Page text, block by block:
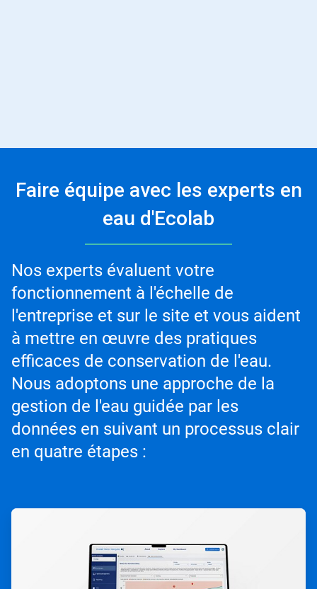
Faire équipe avec les experts en
eau d'Ecolab
Nos experts évaluent votre
fonctionnement à l'échelle de
l'entreprise et sur le site et vous aident
à mettre en œuvre des pratiques
efficaces de conservation de l'eau.
Nous adoptons une approche de la
gestion de l'eau guidée par les
données en suivant un processus clair
en quatre étapes :
ArticleTile